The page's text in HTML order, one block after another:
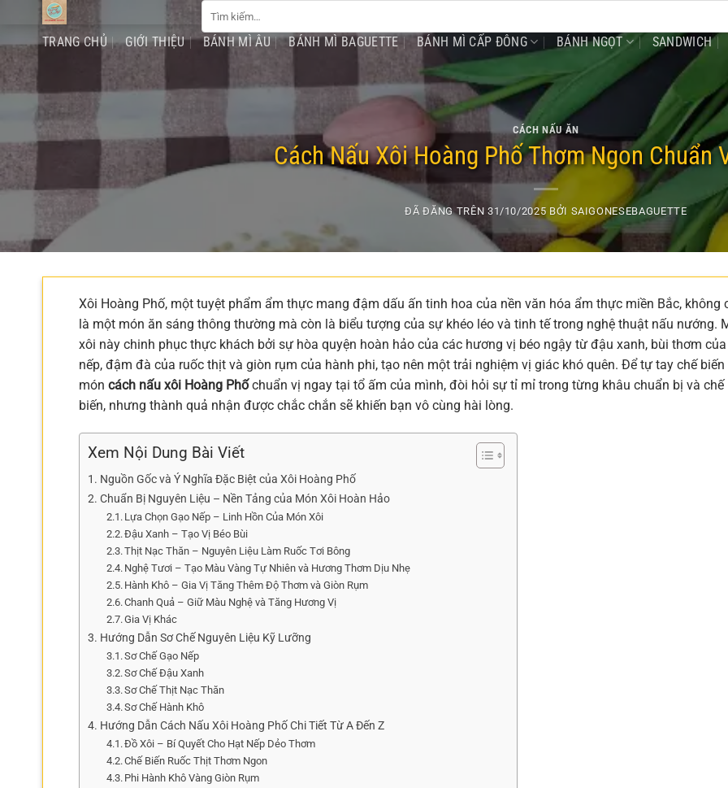
nội
dung
kiếm:
TRANG CHỦ GIỚI THIỆU BÁNH MÌ ÂU BÁNH MÌ BAGUETTE BÁNH MÌ CẤP ĐÔNG BÁNH NGỌT SANDWICH
CÁCH NẤU ĂN
Cách Nấu Xôi Hoàng Phố Thơm Ngon Chuẩn
ĐÃ ĐĂNG TRÊN 31/10/2025 BỞI SAIGONESEBAGUETTE
Xôi Hoàng Phố, một tuyệt phẩm ẩm thực mang đậm dấu ấn tinh hoa của nền văn hóa ẩm thực miền Bắc, không
là một món ăn sáng thông thường mà còn là biểu tượng của sự khéo léo và tinh tế trong nghệ thuật nấu nướng.
xôi này chinh phục thực khách bởi sự hòa quyện hoàn hảo của các hương vị béo ngậy từ đậu xanh, bùi thơm của
nếp, đậm đà của ruốc thịt và giòn rụm của hành phi, tạo nên một trải nghiệm vị giác khó quên. Để tự tay chế biến
món cách nấu xôi Hoàng Phốchuẩn vị ngay tại tổ ấm của mình, đòi hỏi sự tỉ mỉ trong từng khâu chuẩn bị và chế
biến, nhưng thành quả nhận được chắc chắn sẽ khiến bạn vô cùng hài lòng.
Xem Nội Dung Bài Viết
Nguồn Gốc và Ý Nghĩa Đặc Biệt của Xôi Hoàng Phố
Chuẩn Bị Nguyên Liệu – Nền Tảng của Món Xôi Hoàn Hảo
Lựa Chọn Gạo Nếp – Linh Hồn Của Món Xôi
Đậu Xanh – Tạo Vị Béo Bùi
Thịt Nạc Thăn – Nguyên Liệu Làm Ruốc Tơi Bông
Nghệ Tươi – Tạo Màu Vàng Tự Nhiên và Hương Thơm Dịu Nhẹ
Hành Khô – Gia Vị Tăng Thêm Độ Thơm và Giòn Rụm
Chanh Quả – Giữ Màu Nghệ và Tăng Hương Vị
Gia Vị Khác
Hướng Dẫn Sơ Chế Nguyên Liệu Kỹ Lưỡng
Sơ Chế Gạo Nếp
Sơ Chế Đậu Xanh
Sơ Chế Thịt Nạc Thăn
Sơ Chế Hành Khô
Hướng Dẫn Cách Nấu Xôi Hoàng Phố Chi Tiết Từ A Đến Z
Đồ Xôi – Bí Quyết Cho Hạt Nếp Dẻo Thơm
Chế Biến Ruốc Thịt Thơm Ngon
Phi Hành Khô Vàng Giòn Rụm